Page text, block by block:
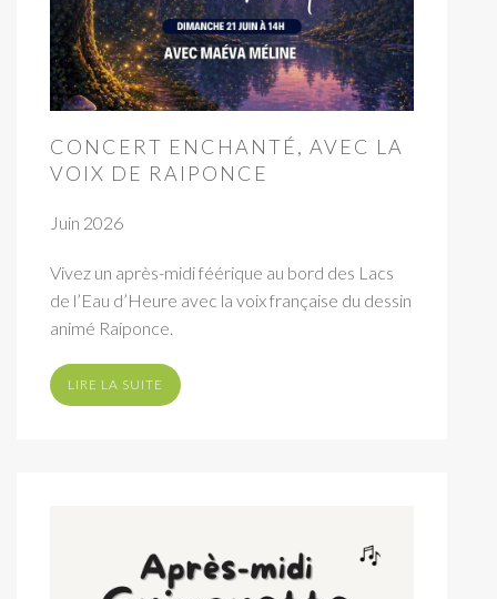
CONCERT ENCHANTÉ, AVEC LA
VOIX DE RAIPONCE
Juin 2026
Vivez un après-midi féérique au bord des Lacs
de l’Eau d’Heure avec la voix française du dessin
animé Raiponce.
LIRE LA SUITE